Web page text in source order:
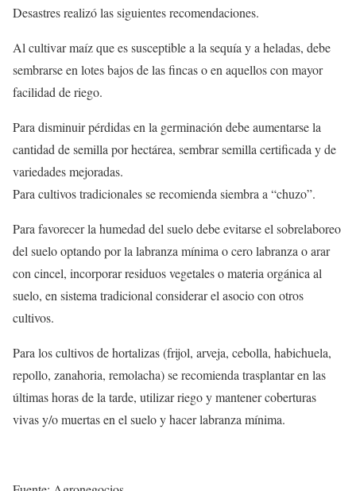
Desastres realizó las siguientes recomendaciones.
Al cultivar maíz que es susceptible a la sequía y a heladas, debe
sembrarse en lotes bajos de las fincas o en aquellos con mayor
facilidad de riego.
Para disminuir pérdidas en la germinación debe aumentarse la
cantidad de semilla por hectárea, sembrar semilla certificada y de
variedades mejoradas.
Para cultivos tradicionales se recomienda siembra a “chuzo”.
Para favorecer la humedad del suelo debe evitarse el sobrelaboreo
del suelo optando por la labranza mínima o cero labranza o arar
con cincel, incorporar residuos vegetales o materia orgánica al
suelo, en sistema tradicional considerar el asocio con otros
cultivos.
Para los cultivos de hortalizas (frijol, arveja, cebolla, habichuela,
repollo, zanahoria, remolacha) se recomienda trasplantar en las
últimas horas de la tarde, utilizar riego y mantener coberturas
vivas y/o muertas en el suelo y hacer labranza mínima.